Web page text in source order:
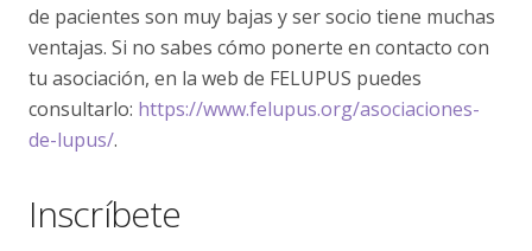
de pacientes son muy bajas y ser socio tiene muchas
ventajas. Si no sabes cómo ponerte en contacto con
tu asociación, en la web de FELUPUS puedes
consultarlo: https://www.felupus.org/asociaciones-
de-lupus/.
Inscríbete